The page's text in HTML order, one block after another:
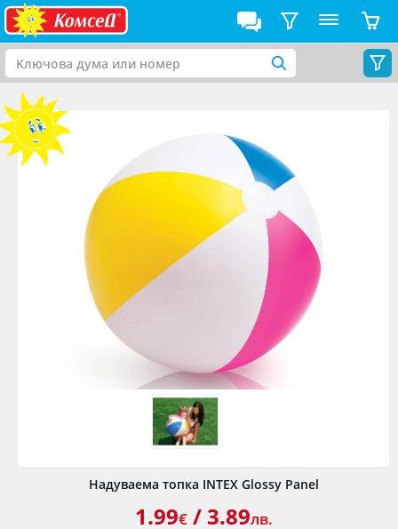
Надуваема топка INTEX Glossy Panel
1.99€/ 3.89лв.